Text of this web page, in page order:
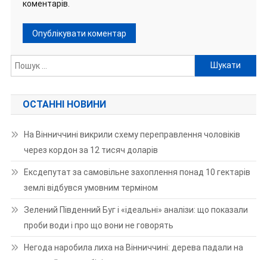
коментарів.
Пошук:
ОСТАННІ НОВИНИ
На Вінниччині викрили схему переправлення чоловіків
через кордон за 12 тисяч доларів
Ексдепутат за самовільне захоплення понад 10 гектарів
землі відбувся умовним терміном
Зелений Південний Буг і «ідеальні» аналізи: що показали
проби води і про що вони не говорять
Негода наробила лиха на Вінниччині: дерева падали на